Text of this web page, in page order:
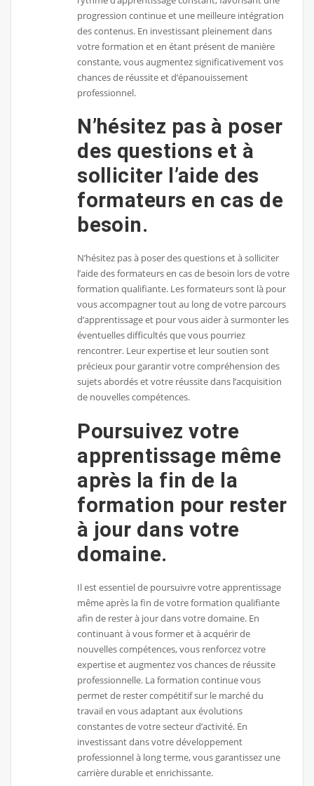
progression continue et une meilleure intégration
des contenus. En investissant pleinement dans
votre formation et en étant présent de manière
constante, vous augmentez significativement vos
chances de réussite et d’épanouissement
professionnel.
N’hésitez pas à poser
des questions et à
solliciter l’aide des
formateurs en cas de
besoin.
N’hésitez pas à poser des questions et à solliciter
l’aide des formateurs en cas de besoin lors de votre
formation qualifiante. Les formateurs sont là pour
vous accompagner tout au long de votre parcours
d’apprentissage et pour vous aider à surmonter les
éventuelles difficultés que vous pourriez
rencontrer. Leur expertise et leur soutien sont
précieux pour garantir votre compréhension des
sujets abordés et votre réussite dans l’acquisition
de nouvelles compétences.
Poursuivez votre
apprentissage même
après la fin de la
formation pour rester
à jour dans votre
domaine.
Il est essentiel de poursuivre votre apprentissage
même après la fin de votre formation qualifiante
afin de rester à jour dans votre domaine. En
continuant à vous former et à acquérir de
nouvelles compétences, vous renforcez votre
expertise et augmentez vos chances de réussite
professionnelle. La formation continue vous
permet de rester compétitif sur le marché du
travail en vous adaptant aux évolutions
constantes de votre secteur d’activité. En
investissant dans votre développement
professionnel à long terme, vous garantissez une
carrière durable et enrichissante.